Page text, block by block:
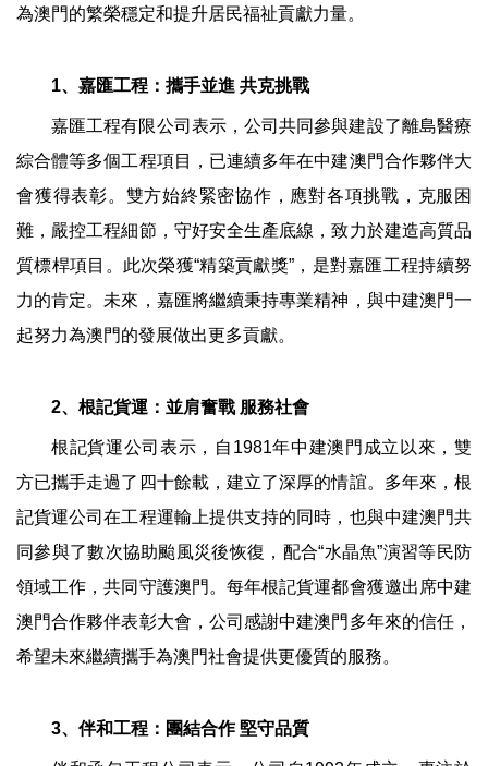
為澳門的繁榮穩定和提升居民福祉貢獻力量。
1、嘉匯工程：攜手並進 共克挑戰
嘉匯工程有限公司表示，公司共同參與建設了離島醫療
綜合體等多個工程項目，已連續多年在中建澳門合作夥伴大
會獲得表彰。雙方始終緊密協作，應對各項挑戰，克服困
難，嚴控工程細節，守好安全生產底線，致力於建造高質品
質標桿項目。此次榮獲“精築貢獻獎”，是對嘉匯工程持續努
力的肯定。未來，嘉匯將繼續秉持專業精神，與中建澳門一
起努力為澳門的發展做出更多貢獻。
2、根記貨運：並肩奮戰 服務社會
根記貨運公司表示，自1981年中建澳門成立以來，雙
方已攜手走過了四十餘載，建立了深厚的情誼。多年來，根
記貨運公司在工程運輸上提供支持的同時，也與中建澳門共
同參與了數次協助颱風災後恢復，配合“水晶魚”演習等民防
領域工作，共同守護澳門。每年根記貨運都會獲邀出席中建
澳門合作夥伴表彰大會，公司感謝中建澳門多年來的信任，
希望未來繼續攜手為澳門社會提供更優質的服務。
3、伴和工程：團結合作 堅守品質